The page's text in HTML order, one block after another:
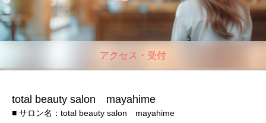
アクセス・受付
total beauty salon mayahime
■ サロン名：total beauty salon mayahime